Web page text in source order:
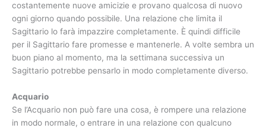
costantemente nuove amicizie e provano qualcosa di nuovo
ogni giorno quando possibile. Una relazione che limita il
Sagittario lo farà impazzire completamente. È quindi difficile
per il Sagittario fare promesse e mantenerle. A volte sembra un
buon piano al momento, ma la settimana successiva un
Sagittario potrebbe pensarlo in modo completamente diverso.
Acquario
Se l’Acquario non può fare una cosa, è rompere una relazione
in modo normale, o entrare in una relazione con qualcuno